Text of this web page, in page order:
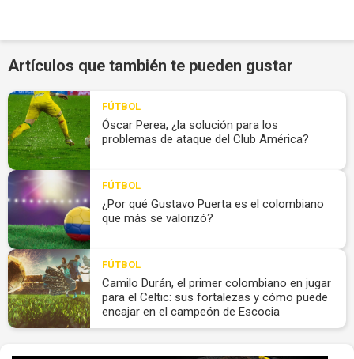
Artículos que también te pueden gustar
FÚTBOL
Óscar Perea, ¿la solución para los
problemas de ataque del Club América?
FÚTBOL
¿Por qué Gustavo Puerta es el colombiano
que más se valorizó?
FÚTBOL
Camilo Durán, el primer colombiano en jugar
para el Celtic: sus fortalezas y cómo puede
encajar en el campeón de Escocia